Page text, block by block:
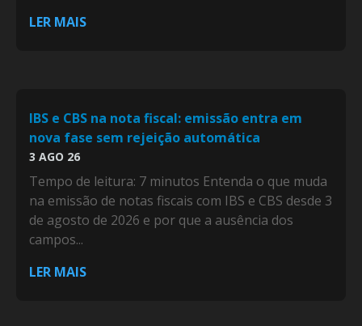
LER MAIS
IBS e CBS na nota fiscal: emissão entra em
nova fase sem rejeição automática
3 AGO 26
Tempo de leitura: 7 minutos Entenda o que muda
na emissão de notas fiscais com IBS e CBS desde 3
de agosto de 2026 e por que a ausência dos
campos...
LER MAIS